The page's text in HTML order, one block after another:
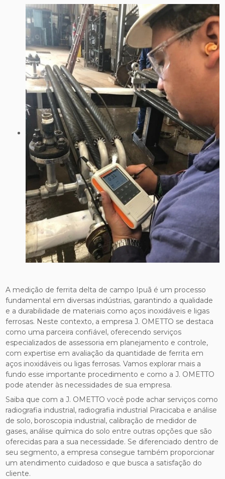
A medição de ferrita delta de campo Ipuã é um processo
fundamental em diversas indústrias, garantindo a qualidade
e a durabilidade de materiais como aços inoxidáveis e ligas
ferrosas. Neste contexto, a empresa J. OMETTO se destaca
como uma parceira confiável, oferecendo serviços
especializados de assessoria em planejamento e controle,
com expertise em avaliação da quantidade de ferrita em
aços inoxidáveis ou ligas ferrosas. Vamos explorar mais a
fundo esse importante procedimento e como a J. OMETTO
pode atender às necessidades de sua empresa.
Saiba que com a J. OMETTO você pode achar serviços como
radiografia industrial, radiografia industrial Piracicaba e análise
de solo, boroscopia industrial, calibração de medidor de
gases, análise química do solo entre outras opções que são
oferecidas para a sua necessidade. Se diferenciado dentro de
seu segmento, a empresa consegue também proporcionar
um atendimento cuidadoso e que busca a satisfação do
cliente.